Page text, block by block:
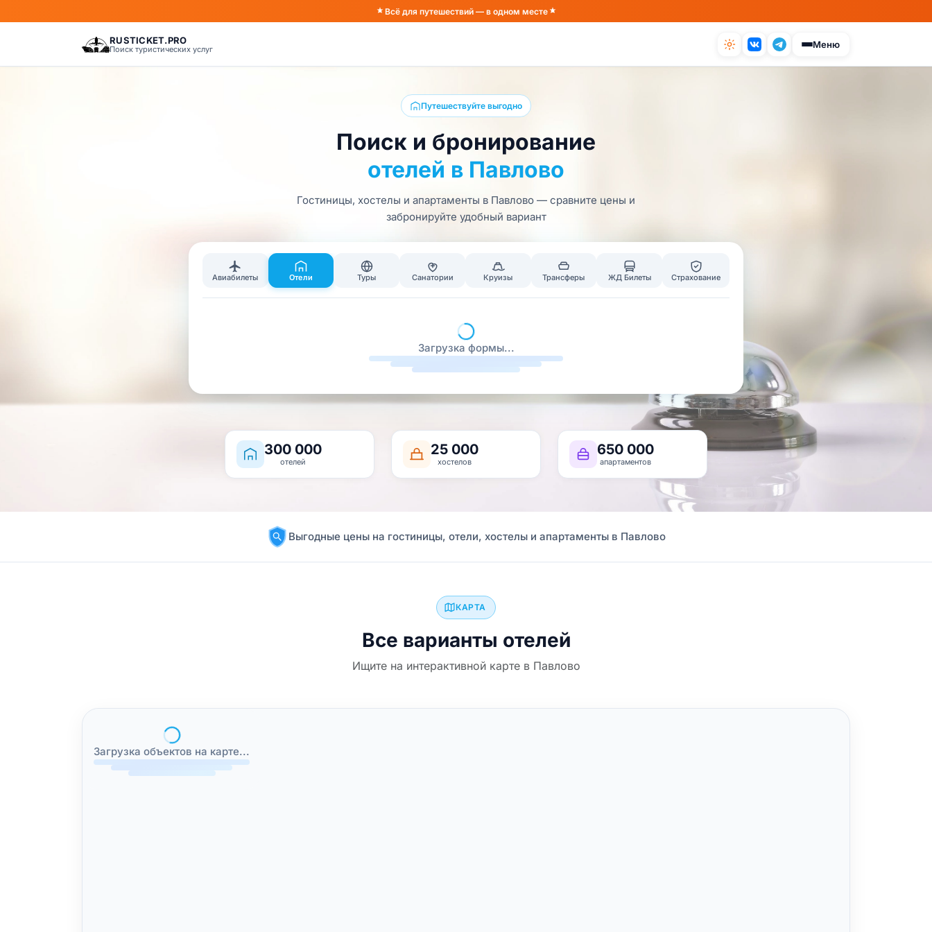
Всё для путешествий — в одном месте
RUSTICKET.PRO
Поиск туристических услуг Меню
Путешествуйте выгодно
Поиск и бронирование
отелей в Павлово
Гостиницы, хостелы и апартаменты в Павлово — сравните цены и
забронируйте удобный вариант
Авиабилеты Отели Туры Санатории Круизы Трансферы ЖД Билеты Страхование
Загрузка формы...
300 000
отелей
25 000
хостелов
650 000
апартаментов
Выгодные цены на гостиницы, отели, хостелы и апартаменты в Павлово
КАРТА
Все варианты отелей
Ищите на интерактивной карте в Павлово
Загрузка объектов на карте...